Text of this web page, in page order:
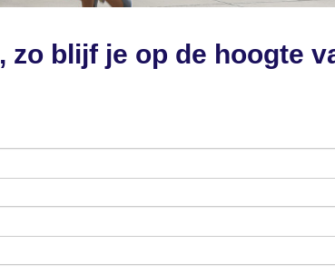
blijf je op de hoogte